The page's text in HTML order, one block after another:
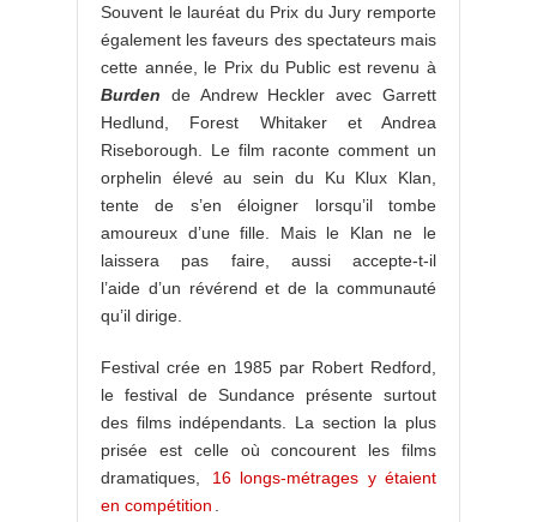
Souvent le lauréat du Prix du Jury remporte
également les faveurs des spectateurs mais
cette année, le Prix du Public est revenu à
Burden de Andrew Heckler avec Garrett
Hedlund, Forest Whitaker et Andrea
Riseborough. Le film raconte comment un
orphelin élevé au sein du Ku Klux Klan,
tente de s’en éloigner lorsqu’il tombe
amoureux d’une fille. Mais le Klan ne le
laissera pas faire, aussi accepte-t-il
l’aide d’un révérend et de la communauté
qu’il dirige.
Festival crée en 1985 par Robert Redford,
le festival de Sundance présente surtout
des films indépendants. La section la plus
prisée est celle où concourent les films
dramatiques,
16 longs-métrages y étaient
en compétition